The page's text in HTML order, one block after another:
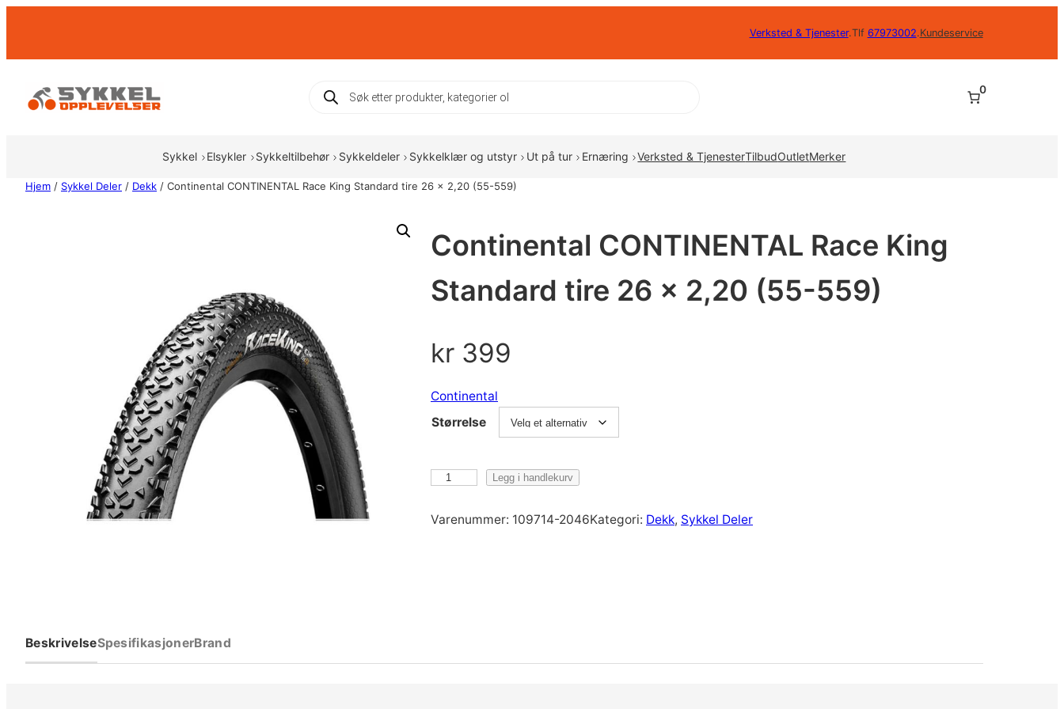
Verksted & Tjenester.Tlf 67973002.Kundeservice
Products
search
0
Sykkel Elsykler Sykkeltilbehør Sykkeldeler Sykkelklær og utstyr Ut på tur Ernæring Verksted & TjenesterTilbudOutletMerker
Hjem / Sykkel Deler / Dekk / Continental CONTINENTAL Race King Standard tire 26 x 2,20 (55-559)
Continental CONTINENTAL Race King
Standard tire 26 x 2,20 (55-559)
kr 399
Continental
Størrelse
n
l
Legg i handlekurv
Varenummer: 109714-2046Kategori: Dekk, Sykkel Deler
BeskrivelseSpesifikasjonerBrand